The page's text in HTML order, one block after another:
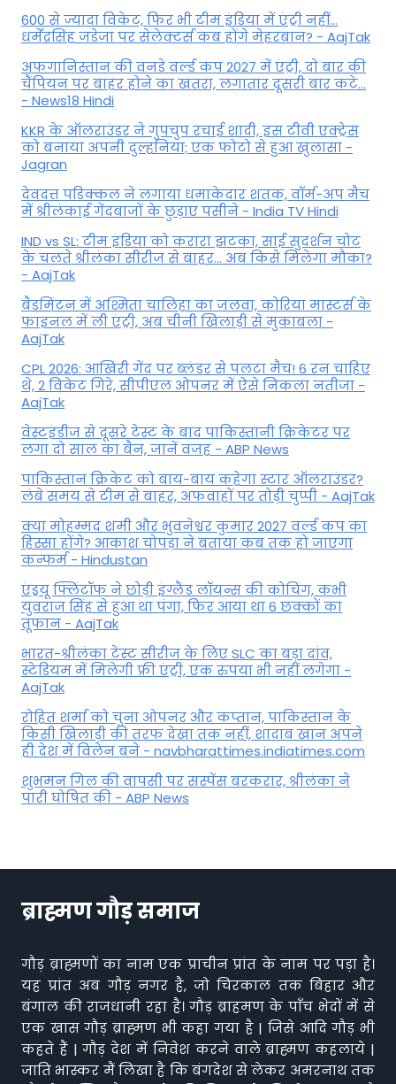
600 से ज्यादा विकेट, फिर भी टीम इंडिया में एंट्री नहीं...
धर्मेंद्रसिंह जडेजा पर सेलेक्टर्स कब होंगे मेहरबान? - AajTak
अफगानिस्तान की वनडे वर्ल्ड कप 2027 में एंट्री, दो बार की
चैंपियन पर बाहर होने का खतरा, लगातार दूसरी बार कटे...
- News18 Hindi
KKR के ऑलराउंडर ने गुपचुप रचाई शादी, इस टीवी एक्ट्रेस
को बनाया अपनी दुल्हनिया; एक फोटो से हुआ खुलासा -
Jagran
देवदत्त पडिक्कल ने लगाया धमाकेदार शतक, वॉर्म-अप मैच
में श्रीलंकाई गेंदबाजों के छुड़ाए पसीने - India TV Hindi
IND vs SL: टीम इंड‍िया को करारा झटका, साई सुदर्शन चोट
के चलते श्रीलंका सीरीज से बाहर... अब किसे म‍िलेगा मौका?
- AajTak
बैडमिंटन में अश्मिता चालिहा का जलवा, कोरिया मास्टर्स के
फाइनल में ली एंट्री, अब चीनी खिलाड़ी से मुकाबला -
AajTak
CPL 2026: आखिरी गेंद पर ब्लंडर से पलटा मैच! 6 रन चाहिए
थे, 2 विकेट गिरे, सीपीएल ओपनर में ऐसे न‍िकला नतीजा -
AajTak
वेस्टइंडीज से दूसरे टेस्ट के बाद पाकिस्तानी क्रिकेटर पर
लगा दो साल का बैन, जानें वजह - ABP News
पाकिस्तान क्रिकेट को बाय-बाय कहेगा स्टार ऑलराउंडर?
लंबे समय से टीम से बाहर, अफवाहों पर तोड़ी चुप्पी - AajTak
क्या मोहम्मद शमी और भुवनेश्वर कुमार 2027 वर्ल्ड कप का
हिस्सा होंगे? आकाश चोपड़ा ने बताया कब तक हो जाएगा
कन्फर्म - Hindustan
एंड्रयू फ्लिंटॉफ ने छोड़ी इंग्लैंड लॉयन्स की कोच‍िंग, कभी
युवराज सिंह से हुआ था पंगा, फ‍िर आया था 6 छक्कों का
तूफान - AajTak
भारत-श्रीलंका टेस्ट सीरीज के लिए SLC का बड़ा दांव,
स्टेडियम में मिलेगी फ्री एंट्री, एक रुपया भी नहीं लगेगा -
AajTak
रोहित शर्मा को चुना ओपनर और कप्तान, पाकिस्तान के
किसी खिलाड़ी की तरफ देखा तक नहीं, शादाब खान अपने
ही देश में विलेन बने - navbharattimes.indiatimes.com
शुभमन गिल की वापसी पर सस्पेंस बरकरार, श्रीलंका ने
पारी घोषित की - ABP News
ब्राह्मण गौड़ समाज
गौड़ ब्राह्मणों का नाम एक प्राचीन प्रांत के नाम पर पड़ा है।
यह प्रांत अब गौड़ नगर है, जो चिरकाल तक बिहार और
बंगाल की राजधानी रहा है। गौड़ ब्राहमण के पाँच भेदों में से
एक खास गौड़ ब्राह्मण भी कहा गया है | जिसे आदि गौड़ भी
कहते हैं | गौड़ देश में निवेश करने वाले ब्राह्मण कहलाये |
जाति भास्कर मैं लिखा है कि बंगदेश से लेकर अमरनाथ तक